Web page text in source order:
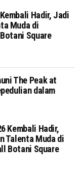
Hadir, Jadi
Muda di
Square
The Peak at
dalam
Kembali Hadir,
Talenta Muda di
Botani Square